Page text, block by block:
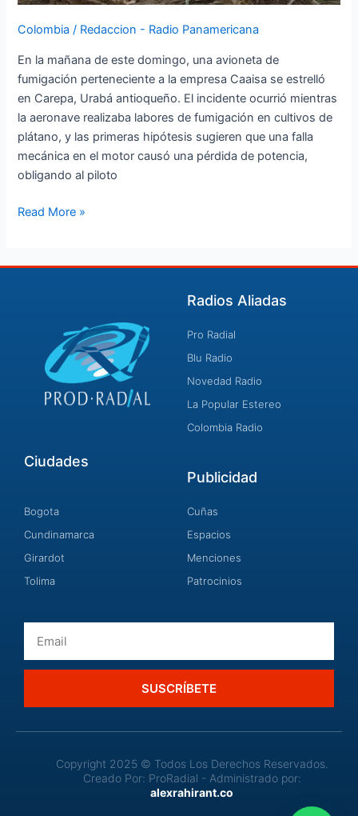
Colombia / Redaccion - Radio Panamericana
En la mañana de este domingo, una avioneta de
fumigación perteneciente a la empresa Caaisa se estrelló
en Carepa, Urabá antioqueño. El incidente ocurrió mientras
la aeronave realizaba labores de fumigación en cultivos de
plátano, y las primeras hipótesis sugieren que una falla
mecánica en el motor causó una pérdida de potencia,
obligando al piloto
Read More »
Radios Aliadas
Pro Radial
Blu Radio
Novedad Radio
La Popular Estereo
Colombia Radio
Ciudades
Bogota
Cundinamarca
Girardot
Tolima
Publicidad
Cuñas
Espacios
Menciones
Patrocinios
SUSCRÍBETE
Copyright 2025 © Todos Los Derechos Reservados.
Creado Por: ProRadial - Administrado por:
alexrahirant.co